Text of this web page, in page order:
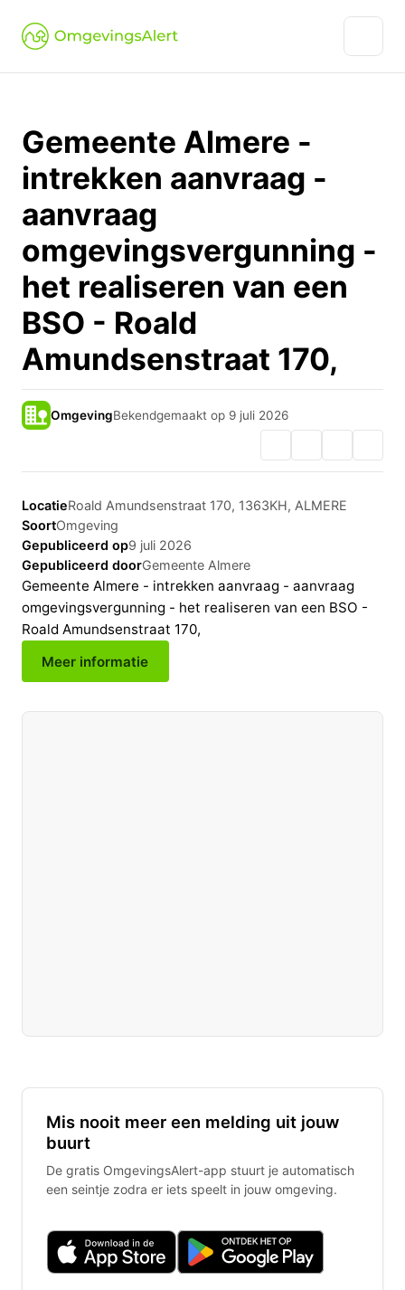
Gemeente Almere -
intrekken aanvraag -
aanvraag
omgevingsvergunning -
het realiseren van een
BSO - Roald
Amundsenstraat 170,
OmgevingBekendgemaakt op 9 juli 2026
LocatieRoald Amundsenstraat 170, 1363KH, ALMERE
SoortOmgeving
Gepubliceerd op9 juli 2026
Gepubliceerd doorGemeente Almere
Gemeente Almere - intrekken aanvraag - aanvraag
omgevingsvergunning - het realiseren van een BSO -
Roald Amundsenstraat 170,
Meer informatie
Mis nooit meer een melding uit jouw
buurt
De gratis OmgevingsAlert-app stuurt je automatisch
een seintje zodra er iets speelt in jouw omgeving.